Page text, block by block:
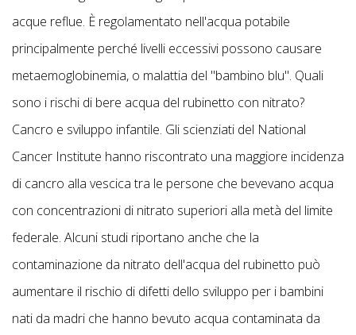
acque reflue. È regolamentato nell'acqua potabile
principalmente perché livelli eccessivi possono causare
metaemoglobinemia, o malattia del "bambino blu". Quali
sono i rischi di bere acqua del rubinetto con nitrato?
Cancro e sviluppo infantile. Gli scienziati del National
Cancer Institute hanno riscontrato una maggiore incidenza
di cancro alla vescica tra le persone che bevevano acqua
con concentrazioni di nitrato superiori alla metà del limite
federale. Alcuni studi riportano anche che la
contaminazione da nitrato dell'acqua del rubinetto può
aumentare il rischio di difetti dello sviluppo per i bambini
nati da madri che hanno bevuto acqua contaminata da